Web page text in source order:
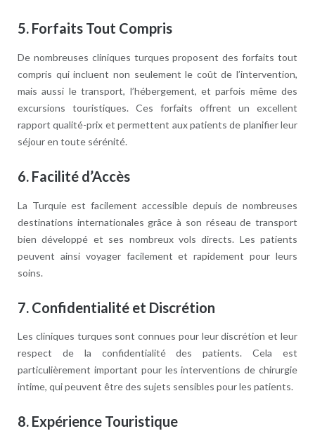
5. Forfaits Tout Compris
De nombreuses cliniques turques proposent des forfaits tout
compris qui incluent non seulement le coût de l’intervention,
mais aussi le transport, l’hébergement, et parfois même des
excursions touristiques. Ces forfaits offrent un excellent
rapport qualité-prix et permettent aux patients de planifier leur
séjour en toute sérénité.
6. Facilité d’Accès
La Turquie est facilement accessible depuis de nombreuses
destinations internationales grâce à son réseau de transport
bien développé et ses nombreux vols directs. Les patients
peuvent ainsi voyager facilement et rapidement pour leurs
soins.
7. Confidentialité et Discrétion
Les cliniques turques sont connues pour leur discrétion et leur
respect de la confidentialité des patients. Cela est
particulièrement important pour les interventions de chirurgie
intime, qui peuvent être des sujets sensibles pour les patients.
8. Expérience Touristique